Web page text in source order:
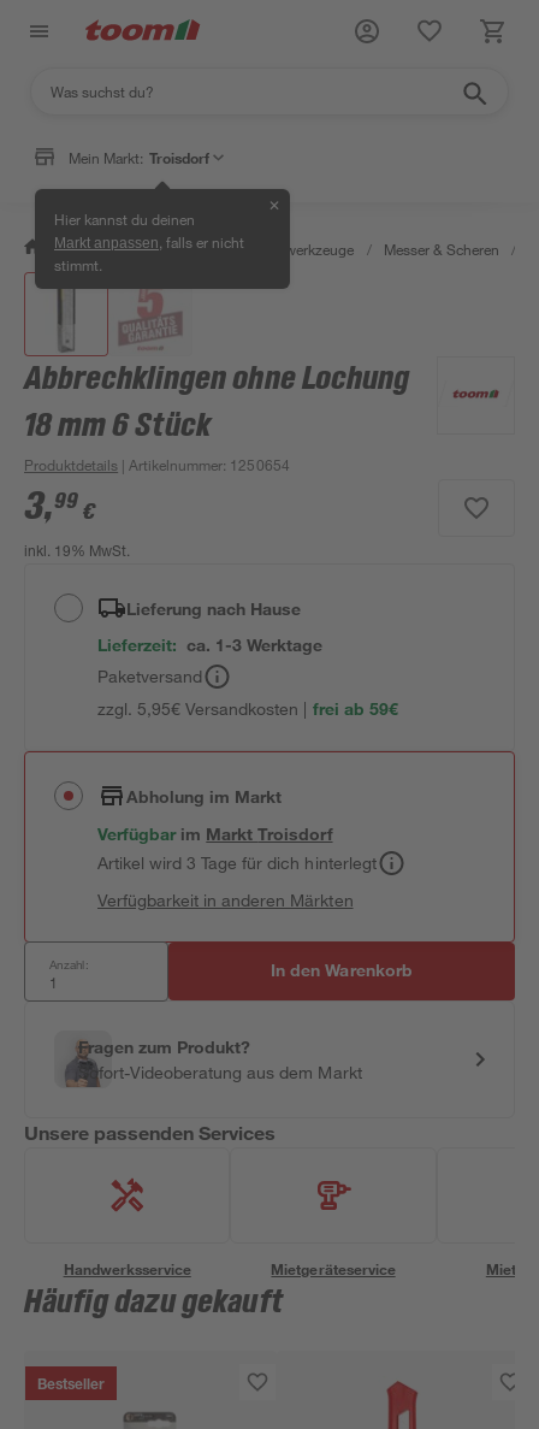
Mein Markt: Troisdorf
Hier kannst du deinen
Markt anpassen , falls er nicht
stimmt.
✕
/ Werkstatt & Maschinen / Handwerkzeuge / Messer & Scheren /
Abbrechklingen ohne Lochung
18 mm 6 Stück
Produktdetails | Artikelnummer: 1250654
3,99 €
inkl. 19% MwSt.
Lieferung nach Hause
Lieferzeit: ca. 1-3 Werktage
Paketversand
zzgl. 5,95€ Versandkosten | frei ab 59€
Abholung im Markt
Verfügbar im MarktTroisdorf
Artikel wird 3 Tage für dich hinterlegt
Verfügbarkeit in anderen Märkten
Anzahl: In den Warenkorb
Fragen zum Produkt?
Sofort-Videoberatung aus dem Markt
Unsere passenden Services
Handwerksservice Mietgeräteservice
Häufig dazu gekauft
Bestseller